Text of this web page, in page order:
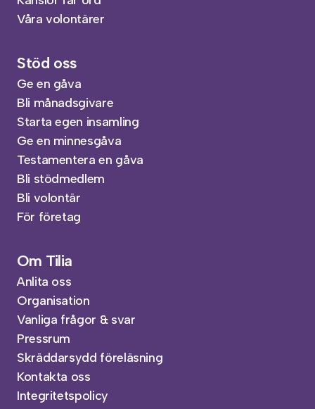
Våra volontärer
Stöd oss
Ge en gåva
Bli månadsgivare
Starta egen insamling
Ge en minnesgåva
Testamentera en gåva
Bli stödmedlem
Bli volontär
För företag
Om Tilia
Anlita oss
Organisation
Vanliga frågor & svar
Pressrum
Skräddarsydd föreläsning
Kontakta oss
Integritetspolicy